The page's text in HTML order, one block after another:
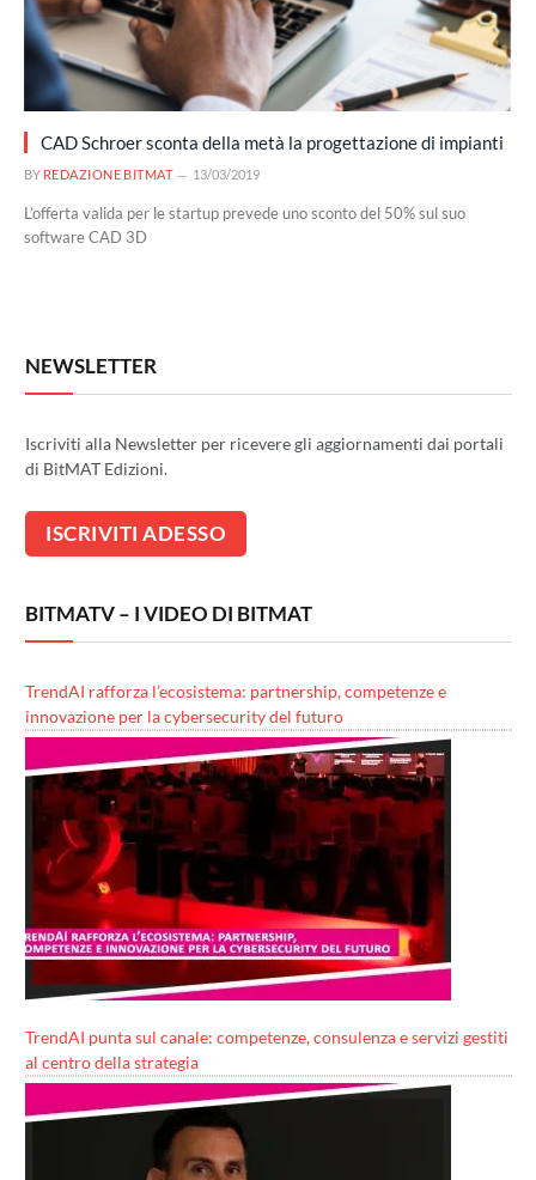
CAD Schroer sconta della metà la progettazione di impianti
BY REDAZIONE BITMAT 13/03/2019
L’offerta valida per le startup prevede uno sconto del 50% sul suo
software CAD 3D
NEWSLETTER
Iscriviti alla Newsletter per ricevere gli aggiornamenti dai portali
di BitMAT Edizioni.
BITMATV – I VIDEO DI BITMAT
TrendAI rafforza l’ecosistema: partnership, competenze e
innovazione per la cybersecurity del futuro
TrendAI punta sul canale: competenze, consulenza e servizi gestiti
al centro della strategia